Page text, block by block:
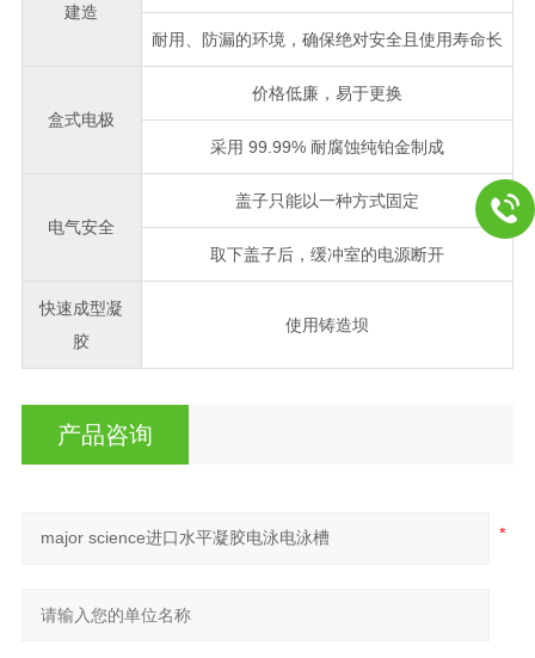
建造
耐用、防漏的环境，确保绝对安全且使用寿命长
盒式电极
价格低廉，易于更换
采用 99.99% 耐腐蚀纯铂金制成
电气安全
盖子只能以一种方式固定
取下盖子后，缓冲室的电源断开
快速成型凝
胶
使用铸造坝
产品咨询